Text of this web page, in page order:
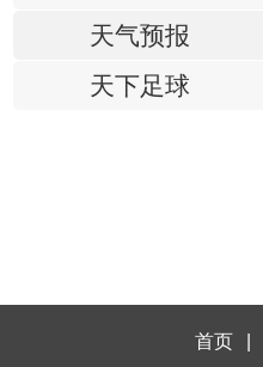
天气预报
天下足球
首页